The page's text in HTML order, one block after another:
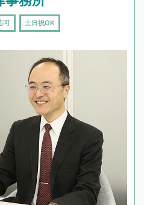
可 土日祝OK